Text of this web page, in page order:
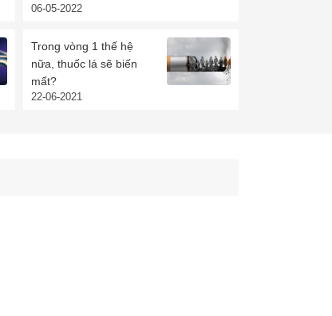
06-05-2022
Trong vòng 1 thế hệ
nữa, thuốc lá sẽ biến
mất?
22-06-2021